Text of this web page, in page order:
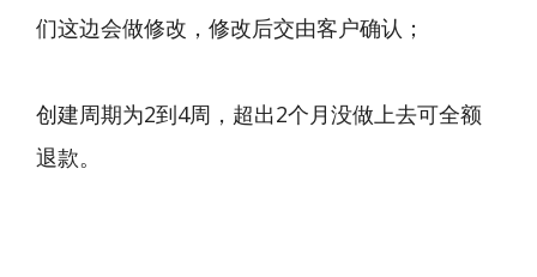
们这边会做修改，修改后交由客户确认；
创建周期为2到4周，超出2个月没做上去可全额
退款。